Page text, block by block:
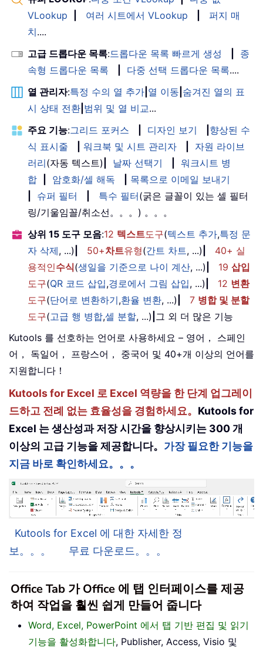
VLookup
여러 시트에서 VLookup
퍼지 매
치....
고급 드롭다운 목록:드롭다운 목록 빠르게 생성
종
속형 드롭다운 목록
다중 선택 드롭다운 목록....
열 관리자:특정 수의 열 추가 열 이동 숨겨진 열의 표
시 상태 전환 범위 및 열 비교...
주요 기능:그리드 포커스 디자인 보기
향상된 수
식 표시줄
워크북 및 시트 관리자
자원 라이브
러리(자동 텍스트) 날짜 선택기
워크시트 병
합
암호화/셀 해독
목록으로 이메일 보내기
슈퍼 필터 특수 필터(굵은 글꼴이 있는 셀 필터
링/기울임꼴/취소선。。。) 。。。
상위 15 도구 모음:12 텍스트도구(텍스트 추가,특정 문
자 삭제, ...) 50+차트유형(간트 차트, ...)
40+ 실
용적인수식(생일을 기준으로 나이 계산, ...) 19 삽입
도구(QR 코드 삽입,경로에서 그림 삽입, ...) 12 변환
도구(단어로 변환하기,환율 변환, ...) 7 병합 및 분할
도구(고급 행 병합,셀 분할, ...) 그 외 더 많은 기능
Kutools 를 선호하는 언어로 사용하세요 – 영어， 스페인
어， 독일어， 프랑스어， 중국어 및 40+개 이상의 언어를
지원합니다！
Kutools for Excel 로 Excel 역량을 한 단계 업그레이
드하고 전례 없는 효율성을 경험하세요。 Kutools for
Excel 는 생산성과 저장 시간을 향상시키는 300 개
이상의 고급 기능을 제공합니다。 가장 필요한 기능을
지금 바로 확인하세요。。。
Kutools for Excel 에 대한 자세한 정
보。。。
무료 다운로드。。。
Office Tab 가 Office 에 탭 인터페이스를 제공
하여 작업을 훨씬 쉽게 만들어 줍니다
Word, Excel, PowerPoint 에서 탭 기반 편집 및 읽기
기능을 활성화합니다, Publisher, Access, Visio 및